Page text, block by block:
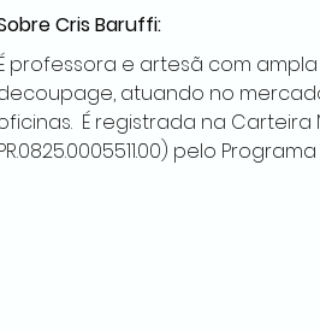
Cris Baruffi:
professora e artesã com
atuando no
É registrada na Carteira
pelo